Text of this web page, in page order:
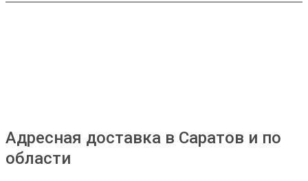
Адресная доставка в Саратов и по
области